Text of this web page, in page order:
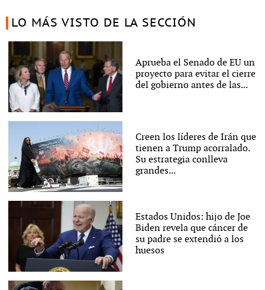
LO MÁS VISTO DE LA SECCIÓN
Aprueba el Senado de EU un
proyecto para evitar el cierre
del gobierno antes de las...
Creen los líderes de Irán que
tienen a Trump acorralado.
Su estrategia conlleva
grandes...
Estados Unidos: hijo de Joe
Biden revela que cáncer de
su padre se extendió a los
huesos